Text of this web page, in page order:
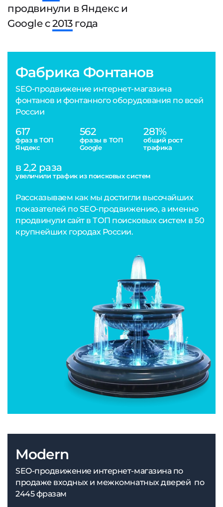
продвинули в Яндекс и
Google с2013года
Фабрика Фонтанов
SEO-продвижение интернет-магазина
фонтанов и фонтанного оборудования по всей
России
617
фраз в ТОП
Яндекс
562
фразы в ТОП
Google
281%
общий рост
трафика
в 2,2 раза
увеличили трафик из поисковых систем
Рассказываем как мы достигли высочайших
показателей по SEO-продвижению, а именно
продвинули сайт в ТОП поисковых систем в 50
крупнейших городах России.
Modern
SEO-продвижение интернет-магазина по
продаже входных и межкомнатных дверей по
2445 фразам